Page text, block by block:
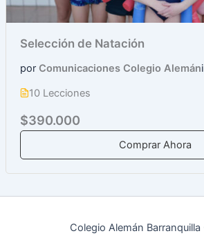
Selección de Natación
por Comunicaciones Colegio Alemán
10 Lecciones
$390.000
Comprar Ahora
Colegio Alemán